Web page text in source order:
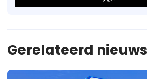
Gerelateerd nieuws